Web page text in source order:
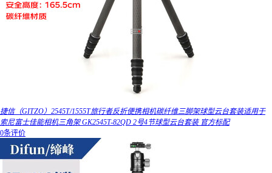
捷信（GITZO）2545T/1555T旅行者反折便携相机碳纤维三脚架球型云台套装适用于
索尼富士佳能相机三角架 GK2545T-82QD 2号4节球型云台套装 官方标配
0条评价